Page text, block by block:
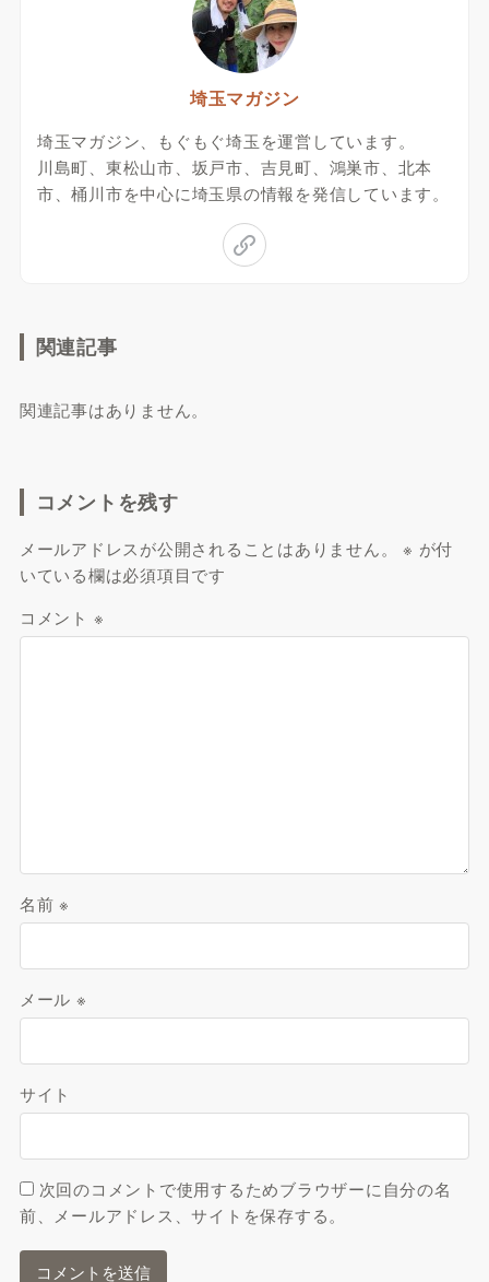
埼玉マガジン
埼玉マガジン、もぐもぐ埼玉を運営しています。
川島町、東松山市、坂戸市、吉見町、鴻巣市、北本
市、桶川市を中心に埼玉県の情報を発信しています。
関連記事
関連記事はありません。
コメントを残す
メールアドレスが公開されることはありません。 ※ が付
いている欄は必須項目です
コメント ※
名前※
メール ※
サイト
次回のコメントで使用するためブラウザーに自分の名
前、メールアドレス、サイトを保存する。